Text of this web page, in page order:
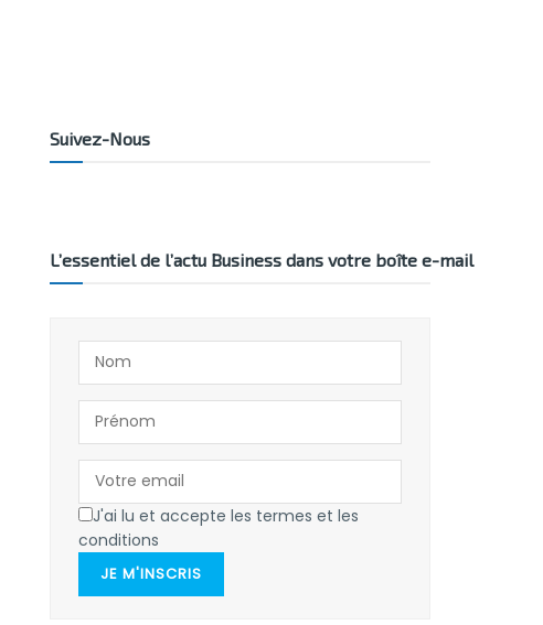
Suivez-Nous
L’essentiel de l’actu Business dans votre boîte e-mail
J'ai lu et accepte les termes et les
conditions
JE M'INSCRIS